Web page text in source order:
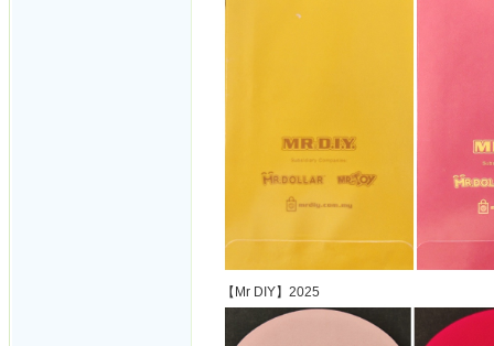
【Mr DIY】2025